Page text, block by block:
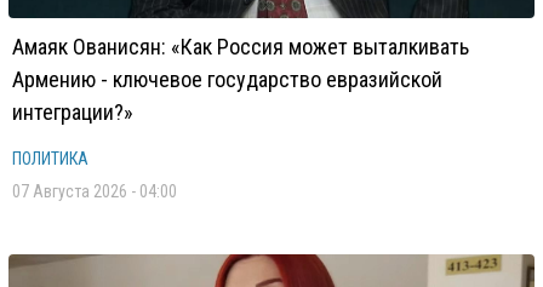
Амаяк Ованисян: «Как Россия может выталкивать
Армению - ключевое государство евразийской
интеграции?»
ПОЛИТИКА
07 Августа 2026 - 04:00